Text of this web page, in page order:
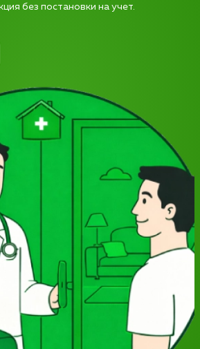
без постановки на учет.